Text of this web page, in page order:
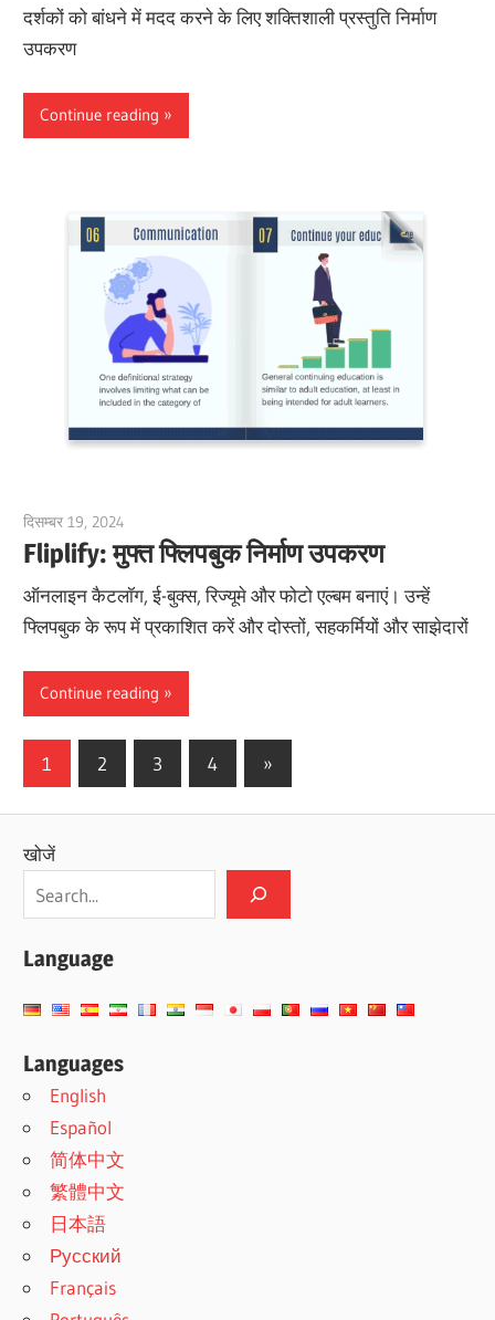
दर्शकों को बांधने में मदद करने के लिए शक्तिशाली प्रस्तुति निर्माण
उपकरण
Continue reading
दिसम्बर 19, 2024
Fliplify: मुफ्त फ्लिपबुक निर्माण उपकरण
ऑनलाइन कैटलॉग, ई-बुक्स, रिज्यूमे और फोटो एल्बम बनाएं। उन्हें
फ्लिपबुक के रूप में प्रकाशित करें और दोस्तों, सहकर्मियों और साझेदारों
Continue reading
Posts
1 2 3 4
Next
Posts
»
खोजें
Language
Languages
English
Español
简体中文
繁體中文
日本語
Русский
Français